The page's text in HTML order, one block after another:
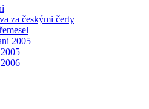
za českými čerty
2005